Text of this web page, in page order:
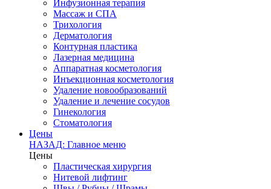
Инфузионная терапия
Массаж и СПА
Трихология
Дерматология
Контурная пластика
Лазерная медицина
Аппаратная косметология
Инъекционная косметология
Удаление новообразований
Удаление и лечение сосудов
Гинекология
Стоматология
Цены
НАЗАД: Главное меню
Цены
Пластическая хирургия
Нитевой лифтинг